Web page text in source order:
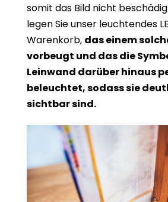
somit das Bild nicht
legen Sie unser leuchtendes
Warenkorb, das einem
vorbeugt und das die
Leinwand darüber hinaus
beleuchtet, sodass sie
sichtbar sind.